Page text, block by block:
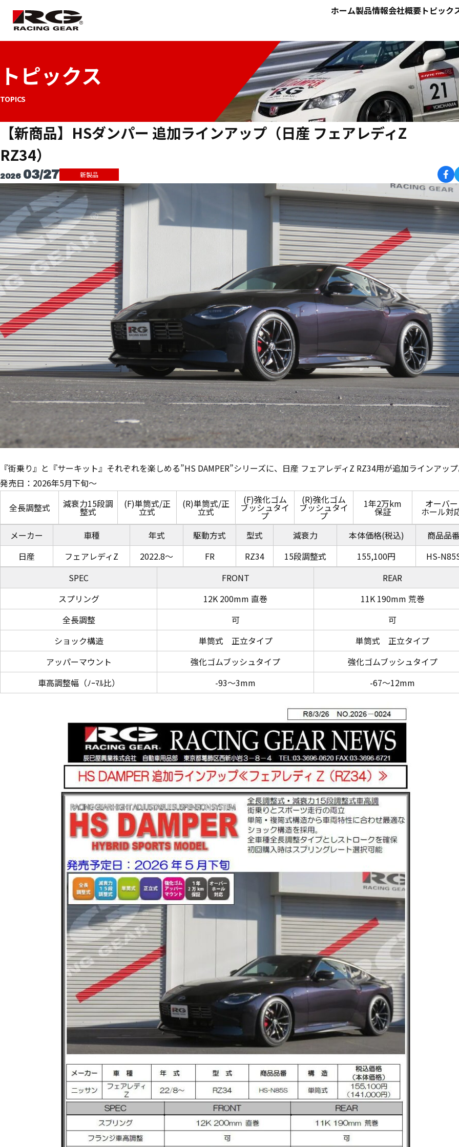
ホーム製品情報
BRAKE
ブレーキ
COOLING
クーリング
LED FOG BULB
LEDフォグバルブ
POWER LED（小玉球）
パワーLED 小玉球 LED字光式ナンバープレート
HID 純正交換バルブ HALOGEN BULB
ハロゲンバルブ
バックカメラモニター/連動
ー
ドライブレコーダー
バックカメラ
バックカメラ
SR リアビューカメラレコーダー
WORK MAT
ワークマット
FLOOR MAT
フロアマット SR MOTOR OIL
会社概要トピック
トピックス
TOPICS
【新商品】HSダンパー 追加ラインアップ（日産 フェアレディZ
RZ34）
2026 03/27 新製品
『街乗り』と『サーキット』それぞれを楽しめる”HS DAMPER”シリーズに、日産 フェアレディZ RZ34用が追加ラインアップ
発売日：2026年5月下旬～
全長調整式
減衰力15段調
整式
(F)単筒式/正
立式
(R)単筒式/正
立式
(F)強化ゴム
ブッシュタイ
プ
(R)強化ゴム
ブッシュタイ
プ
1年2万km
保証
オーバー
ホール対
メーカー
車種 年式 駆動方式 型式 減衰力 本体価格(税込)
商品品番
日産
フェアレディZ 2022.8～ FR RZ34 15段調整式 155,100円
HS-
SPEC
FRONT
REAR
スプリング
12K 200mm 直巻
11K 190mm 荒巻
全長調整
可
可
ショック構造
単筒式 正立タイプ
単筒式 正立タイプ
アッパーマウント
強化ゴムブッシュタイプ
強化ゴムブッシュタイプ
車高調整幅（ﾉｰﾏﾙ比）
-93～3mm -67～12mm